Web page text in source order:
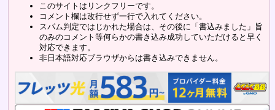
このサイトはリンクフリーです。
コメント欄は改行せず一行で入れてください。
スパム判定ではじかれた場合は、その後に「書込みました」旨
のみのコメント等何らかの書き込み成功していただけると早く
対応できます。
非日本語対応ブラウザからは書き込みできません。